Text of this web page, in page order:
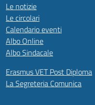
Le notizie
Le circolari
Calendario eventi
Albo Online
Albo Sindacale
Erasmus VET Post Diploma
La Segreteria Comunica